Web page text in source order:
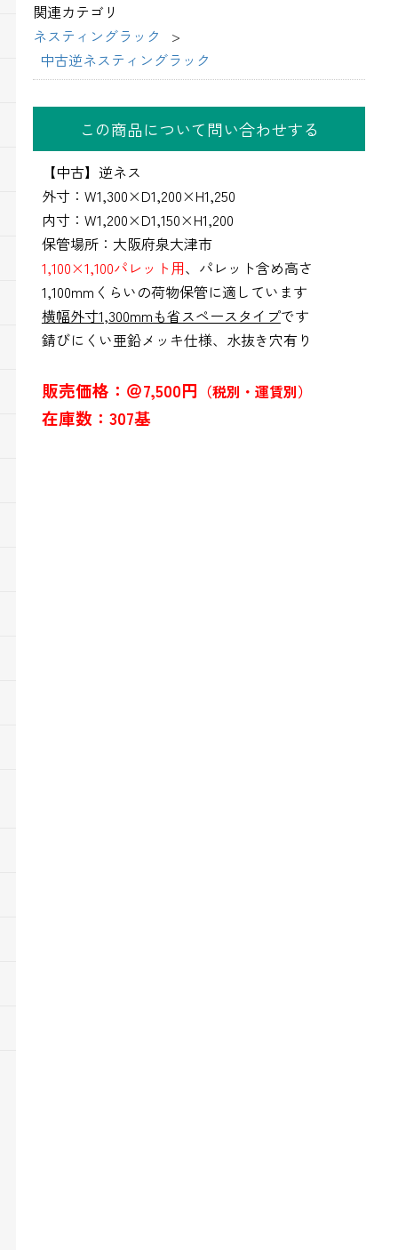
関連カテゴリ
ネスティングラック
中古逆ネスティングラック
この商品について問い合わせする
【中古】逆ネス
外寸：W1,300×D1,200×H1,250
内寸：W1,200×D1,150×H1,200
保管場所：大阪府泉大津市
1,100×1,100パレット用、パレット含め高さ
1,100mmくらいの荷物保管に適しています
横幅外寸1,300mmも省スペースタイプです
錆びにくい亜鉛メッキ仕様、水抜き穴有り
販売価格：＠7,500円 （税別・運賃別）
在庫数：307基